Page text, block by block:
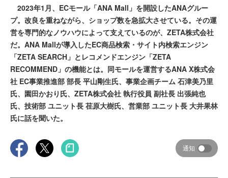
2023年1月、ECモール「ANA Mall」を開設したANAグルー
プ。改良を重ねながら、ショップ数を急拡大させている。その運
営を専門的なノウハウによって支えているのが、ZETA株式会社
だ。ANA Mallが導入したEC商品検索・サイト内検索エンジン
「ZETA SEARCH」とレコメンドエンジン「ZETA
RECOMMEND」の機能とは。同モールを運営するANA X株式会
社 EC事業推進部 部長 平山剛生氏、事業企画チーム 石津美乃里
氏、園田かおり氏、ZETA株式会社 執行役員 副社長 出張純也
氏、技術部 ユニット長 荏原大樹氏、営業部 ユニット長 大井果林
氏に話を聞いた。
通知